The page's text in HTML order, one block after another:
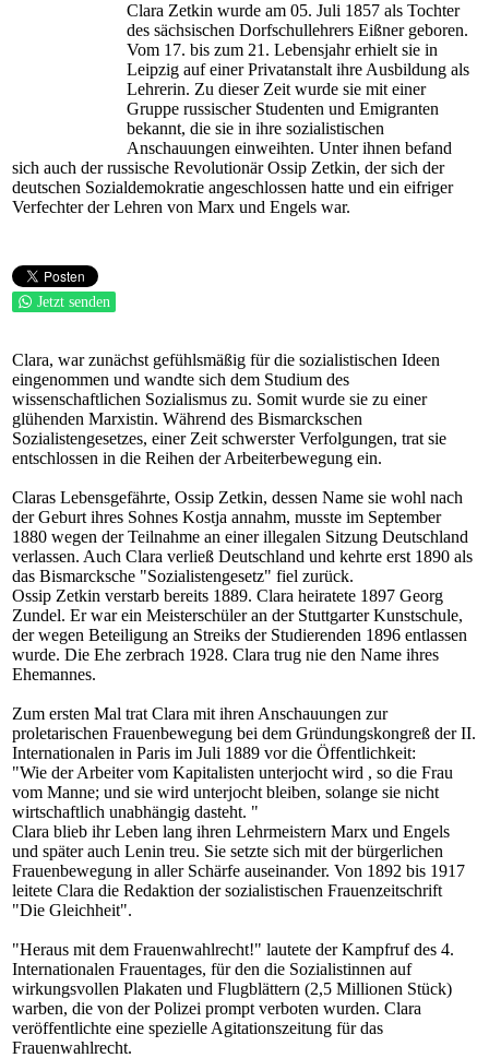
Clara Zetkin wurde am 05. Juli 1857 als Tochter
des sächsischen Dorfschullehrers Eißner geboren.
Vom 17. bis zum 21. Lebensjahr erhielt sie in
Leipzig auf einer Privatanstalt ihre Ausbildung als
Lehrerin. Zu dieser Zeit wurde sie mit einer
Gruppe russischer Studenten und Emigranten
bekannt, die sie in ihre sozialistischen
Anschauungen einweihten. Unter ihnen befand
sich auch der russische Revolutionär Ossip Zetkin, der sich der
deutschen Sozialdemokratie angeschlossen hatte und ein eifriger
Verfechter der Lehren von Marx und Engels war.
Jetzt senden
Clara, war zunächst gefühlsmäßig für die sozialistischen Ideen
eingenommen und wandte sich dem Studium des
wissenschaftlichen Sozialismus zu. Somit wurde sie zu einer
glühenden Marxistin. Während des Bismarckschen
Sozialistengesetzes, einer Zeit schwerster Verfolgungen, trat sie
entschlossen in die Reihen der Arbeiterbewegung ein.
Claras Lebensgefährte, Ossip Zetkin, dessen Name sie wohl nach
der Geburt ihres Sohnes Kostja annahm, musste im September
1880 wegen der Teilnahme an einer illegalen Sitzung Deutschland
verlassen. Auch Clara verließ Deutschland und kehrte erst 1890 als
das Bismarcksche "Sozialistengesetz" fiel zurück.
Ossip Zetkin verstarb bereits 1889. Clara heiratete 1897 Georg
Zundel. Er war ein Meisterschüler an der Stuttgarter Kunstschule,
der wegen Beteiligung an Streiks der Studierenden 1896 entlassen
wurde. Die Ehe zerbrach 1928. Clara trug nie den Name ihres
Ehemannes.
Zum ersten Mal trat Clara mit ihren Anschauungen zur
proletarischen Frauenbewegung bei dem Gründungskongreß der II.
Internationalen in Paris im Juli 1889 vor die Öffentlichkeit:
"Wie der Arbeiter vom Kapitalisten unterjocht wird , so die Frau
vom Manne; und sie wird unterjocht bleiben, solange sie nicht
wirtschaftlich unabhängig dasteht. "
Clara blieb ihr Leben lang ihren Lehrmeistern Marx und Engels
und später auch Lenin treu. Sie setzte sich mit der bürgerlichen
Frauenbewegung in aller Schärfe auseinander. Von 1892 bis 1917
leitete Clara die Redaktion der sozialistischen Frauenzeitschrift
"Die Gleichheit".
"Heraus mit dem Frauenwahlrecht!" lautete der Kampfruf des 4.
Internationalen Frauentages, für den die Sozialistinnen auf
wirkungsvollen Plakaten und Flugblättern (2,5 Millionen Stück)
warben, die von der Polizei prompt verboten wurden. Clara
veröffentlichte eine spezielle Agitationszeitung für das
Frauenwahlrecht.